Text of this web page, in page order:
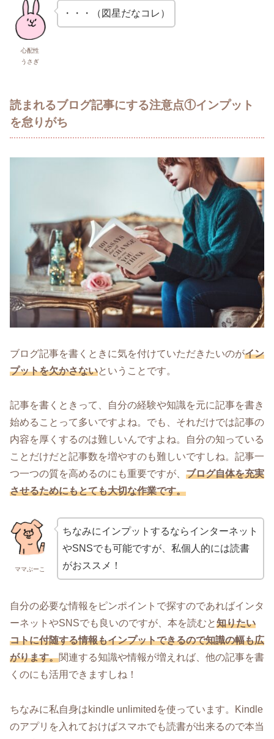
心配性
うさぎ
・・・（図星だなコレ）
読まれるブログ記事にする注意点①インプット
を怠りがち
ブログ記事を書くときに気を付けていただきたいのがイン
プットを欠かさないということです。
記事を書くときって、自分の経験や知識を元に記事を書き
始めることって多いですよね。でも、それだけでは記事の
内容を厚くするのは難しいんですよね。自分の知っている
ことだけだと記事数を増やすのも難しいですしね。記事一
つ一つの質を高めるのにも重要ですが、 ブログ自体を充実
させるためにもとても大切な作業です。
ママぶーこ
ちなみにインプットするならインターネット
やSNSでも可能ですが、私個人的には読書
がおススメ！
自分の必要な情報をピンポイントで探すのであればインタ
ーネットやSNSでも良いのですが、本を読むと知りたい
コトに付随する情報もインプットできるので知識の幅も広
がります。関連する知識や情報が増えれば、他の記事を書
くのにも活用できますしね！
ちなみに私自身はkindle unlimitedを使っています。Kindle
のアプリを入れておけばスマホでも読書が出来るので本当